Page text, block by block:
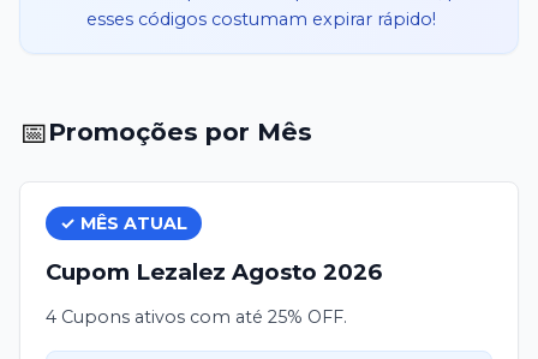
esses códigos costumam expirar rápido!
📅Promoções por Mês
✓ MÊS ATUAL
Cupom Lezalez Agosto 2026
4 Cupons ativos com até 25% OFF.